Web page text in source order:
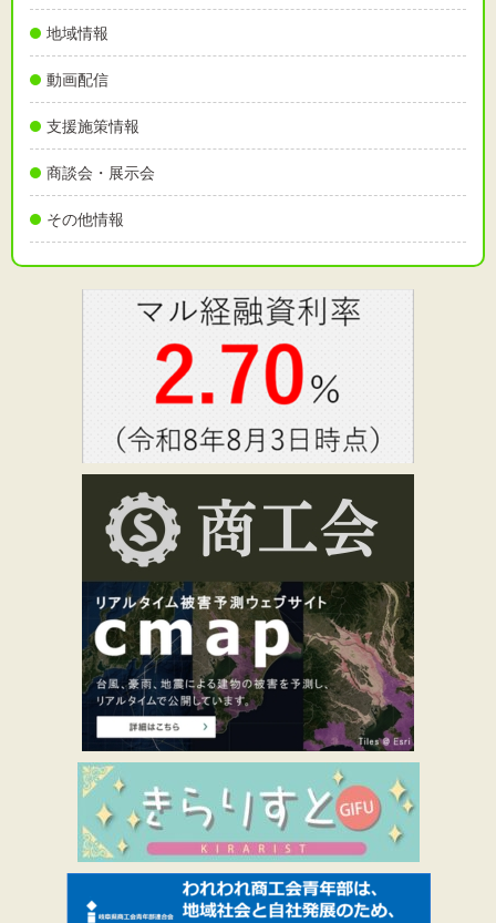
地域情報
動画配信
支援施策情報
商談会・展示会
その他情報